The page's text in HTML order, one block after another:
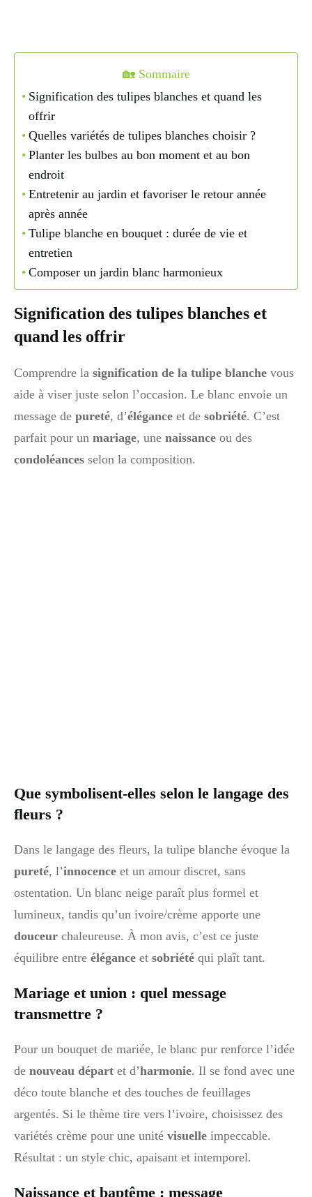
🏡 Sommaire
Signification des tulipes blanches et quand les
offrir
Quelles variétés de tulipes blanches choisir ?
Planter les bulbes au bon moment et au bon
endroit
Entretenir au jardin et favoriser le retour année
après année
Tulipe blanche en bouquet : durée de vie et
entretien
Composer un jardin blanc harmonieux
Signification des tulipes blanches et
quand les offrir
Comprendre la signification de la tulipe blanche vous
aide à viser juste selon l’occasion. Le blanc envoie un
message de pureté, d’élégance et de sobriété. C’est
parfait pour un mariage, une naissance ou des
condoléances selon la composition.
Que symbolisent-elles selon le langage des
fleurs ?
Dans le langage des fleurs, la tulipe blanche évoque la
pureté, l’innocence et un amour discret, sans
ostentation. Un blanc neige paraît plus formel et
lumineux, tandis qu’un ivoire/crème apporte une
douceur chaleureuse. À mon avis, c’est ce juste
équilibre entre élégance et sobriété qui plaît tant.
Mariage et union : quel message
transmettre ?
Pour un bouquet de mariée, le blanc pur renforce l’idée
de nouveau départ et d’harmonie. Il se fond avec une
déco toute blanche et des touches de feuillages
argentés. Si le thème tire vers l’ivoire, choisissez des
variétés crème pour une unité visuelle impeccable.
Résultat : un style chic, apaisant et intemporel.
Naissance et baptême : message